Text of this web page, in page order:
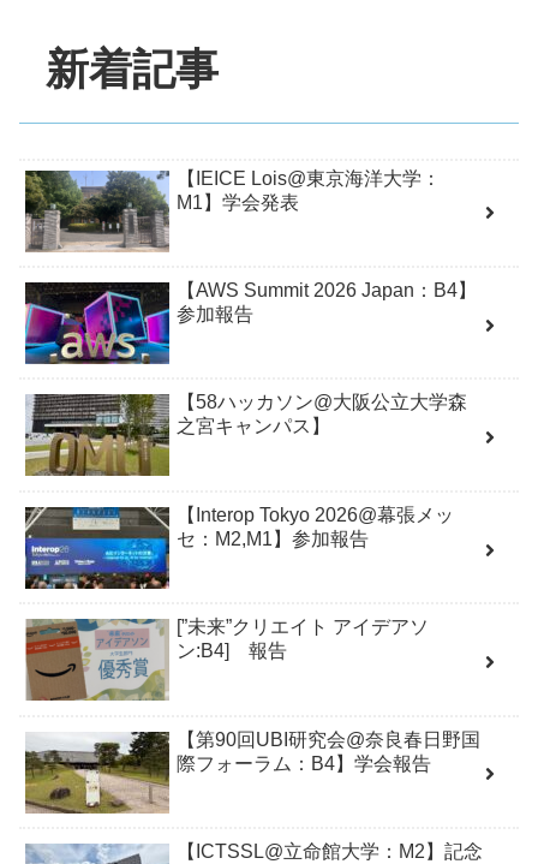
新着記事
【IEICE Lois@東京海洋大学：
M1】学会発表
【AWS Summit 2026 Japan：B4】
参加報告
【58ハッカソン@大阪公立大学森
之宮キャンパス】
【Interop Tokyo 2026@幕張メッ
セ：M2,M1】参加報告
[”未来”クリエイト アイデアソ
ン:B4] 報告
【第90回UBI研究会@奈良春日野国
際フォーラム：B4】学会報告
【ICTSSL@立命館大学：M2】記念